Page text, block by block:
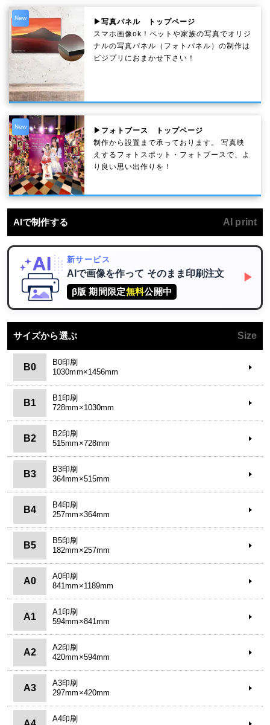
New
▶写真パネル トップページ
スマホ画像ok！ペットや家族の写真でオリジ
ナルの写真パネル（フォトパネル）の制作は
ビジプリにおまかせ下さい！
New
▶フォトブース トップページ
制作から設置まで承っております。 写真映
えするフォトスポット・フォトブースで、よ
り良い思い出作りを！
AIで制作する AI print
新サービス
AIで画像を作って そのまま印刷注文
β版 期間限定無料公開中
▶
サイズから選ぶ Size
B0
B0印刷
1030mm×1456mm
B1
B1印刷
728mm×1030mm
B2
B2印刷
515mm×728mm
B3
B3印刷
364mm×515mm
B4
B4印刷
257mm×364mm
B5
B5印刷
182mm×257mm
A0
A0印刷
841mm×1189mm
A1
A1印刷
594mm×841mm
A2
A2印刷
420mm×594mm
A3
A3印刷
297mm×420mm
A4印刷